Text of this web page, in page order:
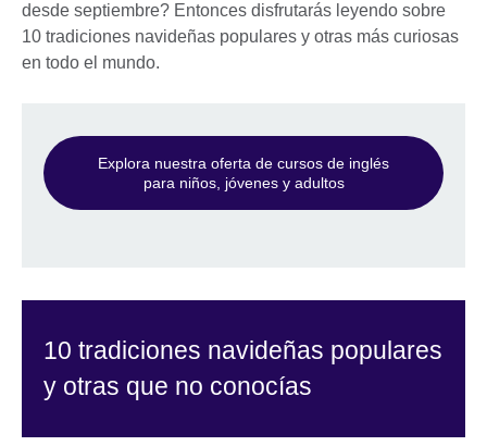
desde septiembre? Entonces disfrutarás leyendo sobre
10 tradiciones navideñas populares y otras más curiosas
en todo el mundo.
Explora nuestra oferta de cursos de inglés
para niños, jóvenes y adultos
10 tradiciones navideñas populares
y otras que no conocías